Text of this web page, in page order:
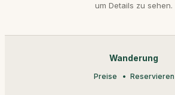
um Details zu sehen.
Wanderung
Preise Reservieren